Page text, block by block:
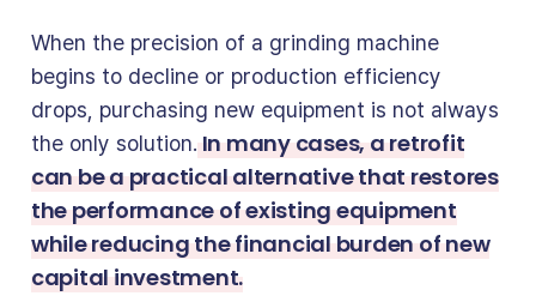
When the precision of a grinding machine
begins to decline or production efficiency
drops, purchasing new equipment is not always
the only solution. In many cases, a retrofit
can be a practical alternative that restores
the performance of existing equipment
while reducing the financial burden of new
capital investment.